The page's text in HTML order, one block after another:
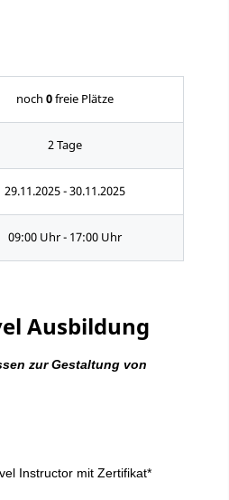
noch 0freie Plätze
2 Tage
29.11.2025 - 30.11.2025
09:00 Uhr - 17:00 Uhr
Ausbildung
zur Gestaltung von
Instructor mit Zertifikat*